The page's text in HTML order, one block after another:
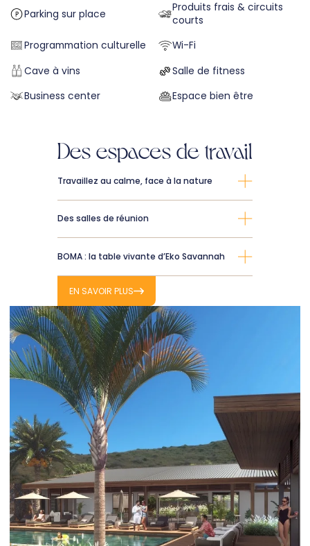
Parking sur place
Produits frais & circuits
courts
Programmation culturelle
Wi-Fi
Cave à vins
Salle de fitness
Business center
Espace bien être
Des espaces de travail
Travaillez au calme, face à la nature
Des salles de réunion
BOMA : la table vivante d’Eko Savannah
EN SAVOIR PLUS